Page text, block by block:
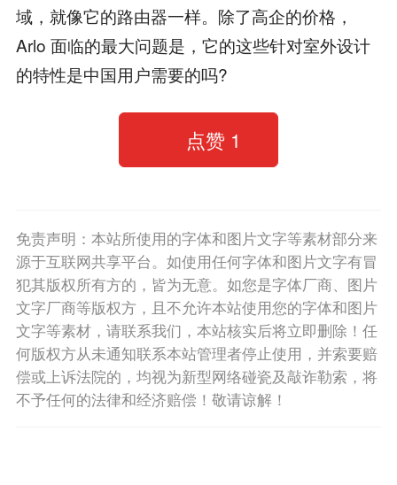
域，就像它的路由器一样。除了高企的价格，
Arlo 面临的最大问题是，它的这些针对室外设计
的特性是中国用户需要的吗?
点赞 1
免责声明：本站所使用的字体和图片文字等素材部分来
源于互联网共享平台。如使用任何字体和图片文字有冒
犯其版权所有方的，皆为无意。如您是字体厂商、图片
文字厂商等版权方，且不允许本站使用您的字体和图片
文字等素材，请联系我们，本站核实后将立即删除！任
何版权方从未通知联系本站管理者停止使用，并索要赔
偿或上诉法院的，均视为新型网络碰瓷及敲诈勒索，将
不予任何的法律和经济赔偿！敬请谅解！